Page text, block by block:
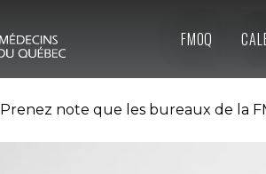
FMOQ
Prenez note que les bureaux de la